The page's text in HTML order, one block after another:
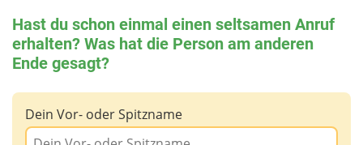
Hast du schon einmal einen seltsamen Anruf
erhalten? Was hat die Person am anderen
Ende gesagt?
Dein Vor- oder Spitzname